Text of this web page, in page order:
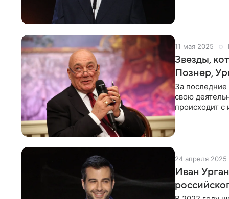
11 мая 2025
Звезды,
Познер,
За
свою
происходит с
24 апреля 2025
Иван